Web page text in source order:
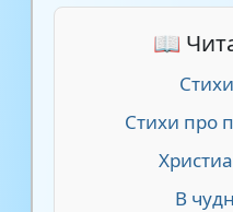
📖
Стихи про
В